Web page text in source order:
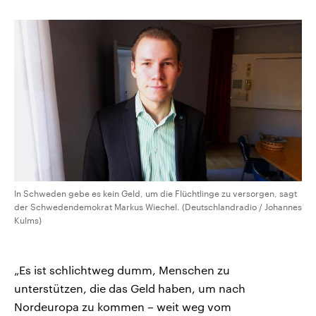
In Schweden gebe es kein Geld, um die Flüchtlinge zu versorgen, sagt
der Schwedendemokrat Markus Wiechel. (Deutschlandradio / Johannes
Kulms)
„Es ist schlichtweg dumm, Menschen zu
unterstützen, die das Geld haben, um nach
Nordeuropa zu kommen – weit weg vom